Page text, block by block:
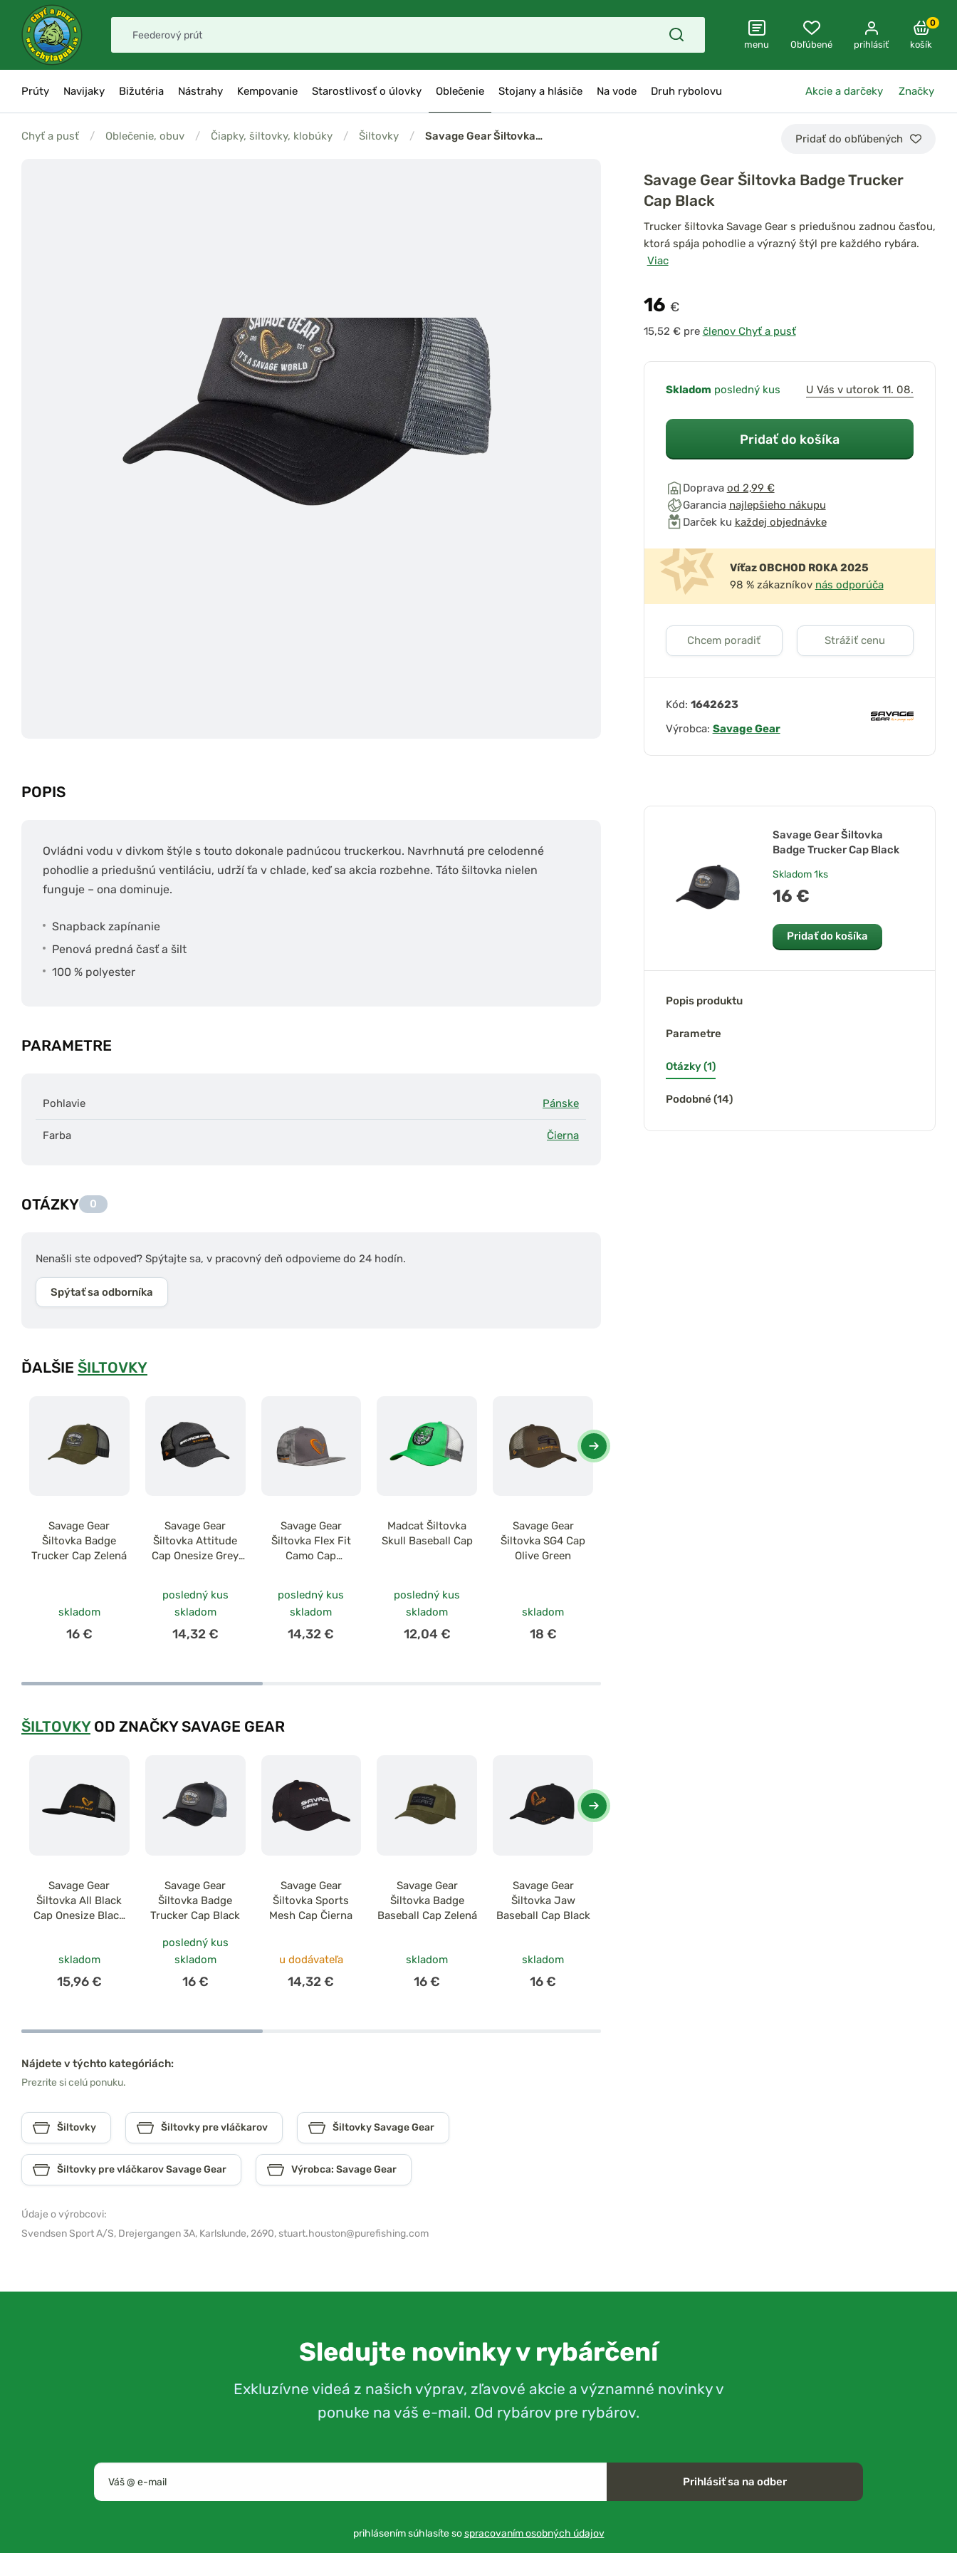
menu Obľúbené prihlásiť
0
košík
Prúty Navijaky Bižutéria Nástrahy Kempovanie Starostlivosť o úlovky Oblečenie Stojany a hlásiče Na vode Druh rybolovu Akcie a darčeky Značky
Chyť a pusť / Oblečenie, obuv / Čiapky, šiltovky, klobúky / Šiltovky / Savage Gear Šiltovka… Pridať do obľúbených
POPIS
Ovládni vodu v divkom štýle s touto dokonale padnúcou truckerkou. Navrhnutá pre celodenné
pohodlie a priedušnú ventiláciu, udrží ťa v chlade, keď sa akcia rozbehne. Táto šiltovka nielen
funguje – ona dominuje.
Snapback zapínanie
Penová predná časť a šilt
100 % polyester
PARAMETRE
Pohlavie Pánske
Farba Čierna
OTÁZKY 0
Nenašli ste odpoveď? Spýtajte sa, v pracovný deň odpovieme do 24 hodín.
Spýtať sa odborníka
ĎALŠIE ŠILTOVKY
Savage Gear
Šiltovka Badge
Trucker Cap Zelená
skladom
16 €
Savage Gear
Šiltovka Attitude
Cap Onesize Grey
posledný kus
skladom
14,32 €
Savage Gear
Šiltovka Flex Fit
Camo Cap
posledný kus
skladom
14,32 €
Madcat Šiltovka
Skull Baseball Cap
posledný kus
skladom
12,04 €
Savage Gear
Šiltovka SG4 Cap
Olive Green
skladom
18 €
ŠILTOVKYOD ZNAČKY SAVAGE GEAR
Savage Gear
Šiltovka All Black
Cap Onesize Black
skladom
15,96 €
Savage Gear
Šiltovka Badge
Trucker Cap Black
posledný kus
skladom
16 €
Savage Gear
Šiltovka Sports
Mesh Cap Čierna
u dodávateľa
14,32 €
Savage Gear
Šiltovka Badge
Baseball Cap Zelená
skladom
16 €
Savage Gear
Šiltovka Jaw
Baseball Cap Black
skladom
16 €
Nájdete v týchto kategóriách:
Prezrite si celú ponuku.
Šiltovky Šiltovky pre vláčkarov Šiltovky Savage Gear
Šiltovky pre vláčkarov Savage Gear Výrobca: Savage Gear
Údaje o výrobcovi:
Svendsen Sport A/S, Drejergangen 3A, Karlslunde, 2690,stuart.houston@purefishing.com
Savage Gear Šiltovka Badge Trucker
Cap Black
Trucker šiltovka Savage Gear s priedušnou zadnou časťou,
ktorá spája pohodlie a výrazný štýl pre každého rybára.
Viac
16 €
pre členov Chyť a pusť
Skladom posledný kus U Vás v utorok 11. 08.
Pridať do košíka
Doprava od 2,99 €
Garancia najlepšieho nákupu
Darček ku každej objednávke
Víťaz OBCHOD ROKA 2025
98 % zákazníkov nás odporúča
Chcem poradiť Strážiť cenu
Kód: 1642623
Výrobca: Savage Gear
Savage Gear Šiltovka
Badge Trucker Cap Black
Skladom1ks
16 €
Pridať do košíka
Popis produktu
Parametre
Otázky (1)
Podobné (14)
Sledujte novinky v rybárčení
Exkluzívne videá z našich výprav, zľavové akcie a významné novinky v
ponuke na váš e-mail. Od rybárov pre rybárov.
Prihlásiť sa na odber
prihlásením súhlasíte sospracovaním osobných údajov